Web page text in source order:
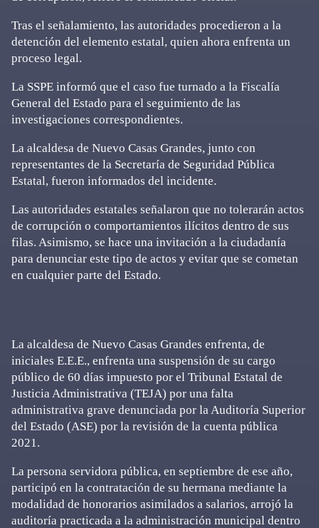
Tras el señalamiento, las autoridades procedieron a la
detención del elemento estatal, quien ahora enfrenta un
proceso legal.
La SSPE informó que el caso fue turnado a la Fiscalía
General del Estado para el seguimiento de las
investigaciones correspondientes.
La alcaldesa de Nuevo Casas Grandes, junto con
representantes de la Secretaría de Seguridad Pública
Estatal, fueron informados del incidente.
Las autoridades estatales señalaron que no tolerarán actos
de corrupción o comportamientos ilícitos dentro de sus
filas. Asimismo, se hace una invitación a la ciudadanía
para denunciar este tipo de actos y evitar que se cometan
en cualquier parte del Estado.
La alcaldesa de Nuevo Casas Grandes enfrenta, de
iniciales E.E.E., enfrenta una suspensión de su cargo
público de 60 días impuesto por el Tribunal Estatal de
Justicia Administrativa (TEJA) por una falta
administrativa grave denunciada por la Auditoría Superior
del Estado (ASE) por la revisión de la cuenta pública
2021.
La persona servidora pública, en septiembre de ese año,
participó en la contratación de su hermana mediante la
modalidad de honorarios asimilados a salarios, arrojó la
auditoría practicada a la administración municipal dentro